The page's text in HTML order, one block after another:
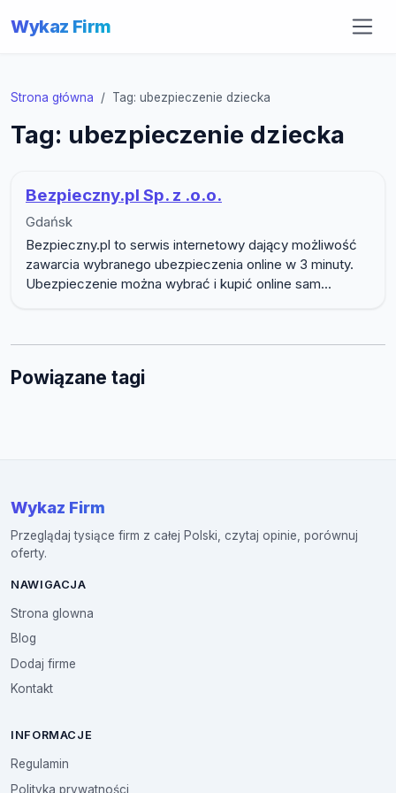
Wykaz Firm
Strona główna Tag: ubezpieczenie dziecka
Tag: ubezpieczenie dziecka
Bezpieczny.pl Sp. z .o.o.
Gdańsk
Bezpieczny.pl to serwis internetowy dający możliwość
zawarcia wybranego ubezpieczenia online w 3 minuty.
Ubezpieczenie można wybrać i kupić online sam...
Powiązane tagi
Wykaz Firm
Przeglądaj tysiące firm z całej Polski, czytaj opinie, porównuj
oferty.
NAWIGACJA
Strona glowna
Blog
Dodaj firme
Kontakt
INFORMACJE
Regulamin
Polityka prywatności